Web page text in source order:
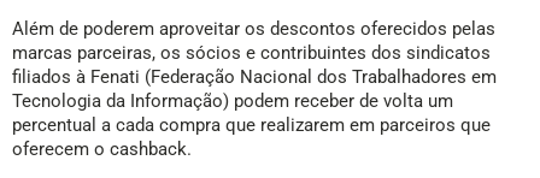
Além de poderem aproveitar os descontos oferecidos pelas
marcas parceiras, os sócios e contribuintes dos sindicatos
filiados à Fenati (Federação Nacional dos Trabalhadores em
Tecnologia da Informação) podem receber de volta um
percentual a cada compra que realizarem em parceiros que
oferecem o cashback.